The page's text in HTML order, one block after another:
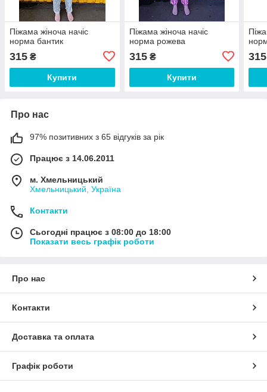
Піжама жіноча начіс
норма бантик
315 ₴
Купити
Піжама жіноча начіс
норма рожева
315₴
Купити
315
Про нас
97% позитивних з 65 відгуків за рік
Працює з 14.06.2011
м. Хмельницький
Хмельницький, Україна
Контакти
Сьогодні працює з 08:00 до 18:00
Показати весь графік роботи
Про нас
Контакти
Доставка та оплата
Графік роботи